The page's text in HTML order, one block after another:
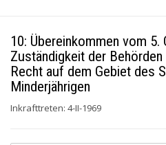
10: Übereinkommen vom
Zuständigkeit der
Recht auf dem Gebiet des
Minderjährigen
Inkrafttreten: 4-II-1969